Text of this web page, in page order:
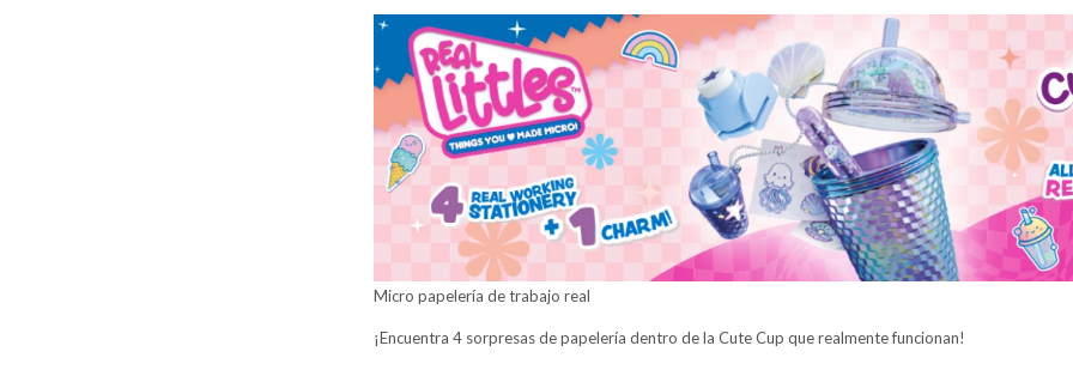
Micro papelería de trabajo real
¡Encuentra 4 sorpresas de papelería dentro de la Cute Cup que realmente funcionan!